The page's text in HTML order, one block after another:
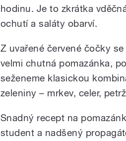
hodinu. Je to zkrátka
ochutí a saláty obarví.
Z uvařené červené čočky
velmi chutná pomazánka,
seženeme klasickou
zeleniny – mrkev, celer,
Snadný recept na
student a nadšený